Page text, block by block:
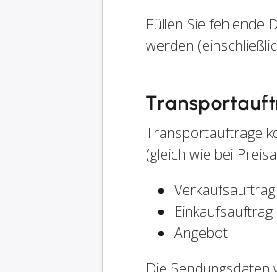
Füllen Sie fehlende
werden
Transportaufträge
(gleich wie bei
Verkaufsauftrag
Einkaufsauftrag
Angebot